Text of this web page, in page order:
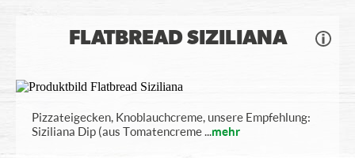
FLATBREAD SIZILIANA
Pizzateigecken, Knoblauchcreme, unsere Empfehlung:
Siziliana Dip (aus Tomatencreme...mehr